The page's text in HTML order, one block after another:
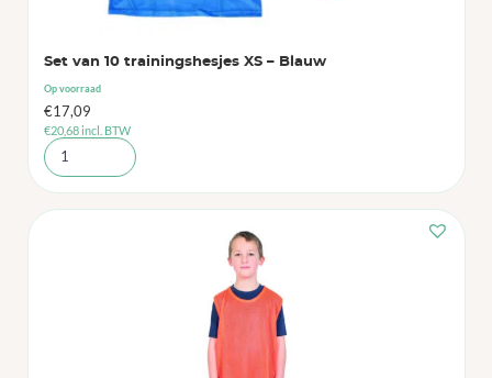
Set van 10 trainingshesjes XS – Blauw
Op voorraad
€17,09
€20,68incl. BTW